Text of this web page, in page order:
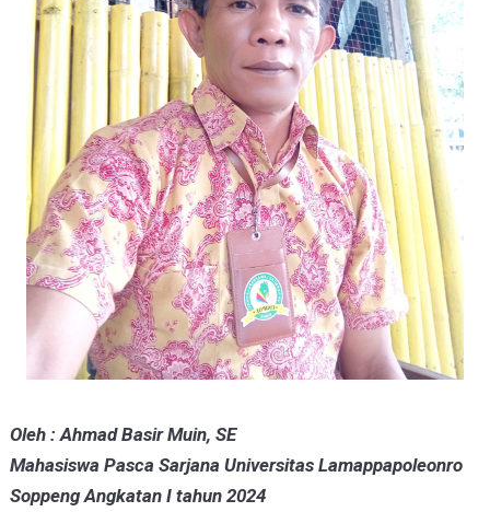
Oleh : Ahmad Basir Muin, SE
Mahasiswa Pasca Sarjana Universitas Lamappapoleonro
Soppeng Angkatan I tahun 2024